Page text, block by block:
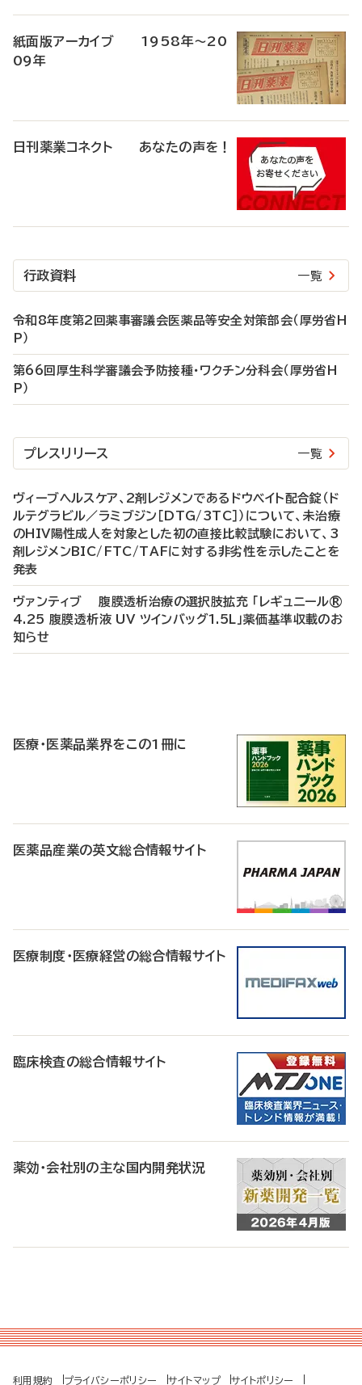
紙面版アーカイブ 1958年～20
09年
日刊薬業コネクト あなたの声を！
行政資料 一覧
令和8年度第2回薬事審議会医薬品等安全対策部会（厚労省H
P）
第66回厚生科学審議会予防接種・ワクチン分科会（厚労省H
P）
プレスリリース 一覧
ヴィーブヘルスケア、2剤レジメンであるドウベイト配合錠（ド
ルテグラビル／ラミブジン［DTG/3TC］）について、未治療
のHIV陽性成人を対象とした初の直接比較試験において、3
剤レジメンBIC/FTC/TAFに対する非劣性を示したことを
発表
ヴァンティブ 腹膜透析治療の選択肢拡充 「レギュニール®
4.25 腹膜透析液 UV ツインバッグ1.5L」薬価基準収載のお
知らせ
医療・医薬品業界をこの1冊に
医薬品産業の英文総合情報サイト
医療制度・医療経営の総合情報サイト
臨床検査の総合情報サイト
薬効・会社別の主な国内開発状況
利用規約 プライバシーポリシー サイトマップ サイトポリシー